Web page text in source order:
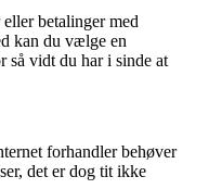
betalinger med
kan du vælge en
så vidt du har i sinde at
forhandler behøver
det er dog tit ikke